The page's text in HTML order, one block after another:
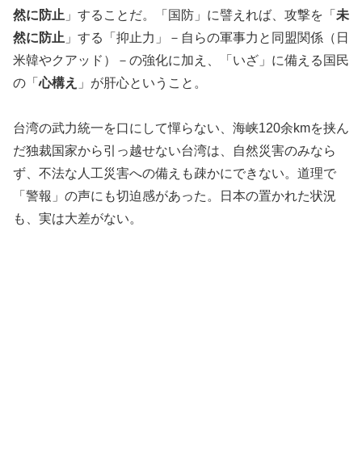
然に防止 」することだ。「国防」に譬えれば、攻撃を「 未
然に防止 」する「抑止力」－自らの軍事力と同盟関係（日
米韓やクアッド）－の強化に加え、「いざ」に備える国民
の「心構え 」が肝心ということ。
台湾の武力統一を口にして憚らない、海峡120余kmを挟ん
だ独裁国家から引っ越せない台湾は、自然災害のみなら
ず、不法な人工災害への備えも疎かにできない。道理で
「警報」の声にも切迫感があった。日本の置かれた状況
も、実は大差がない。